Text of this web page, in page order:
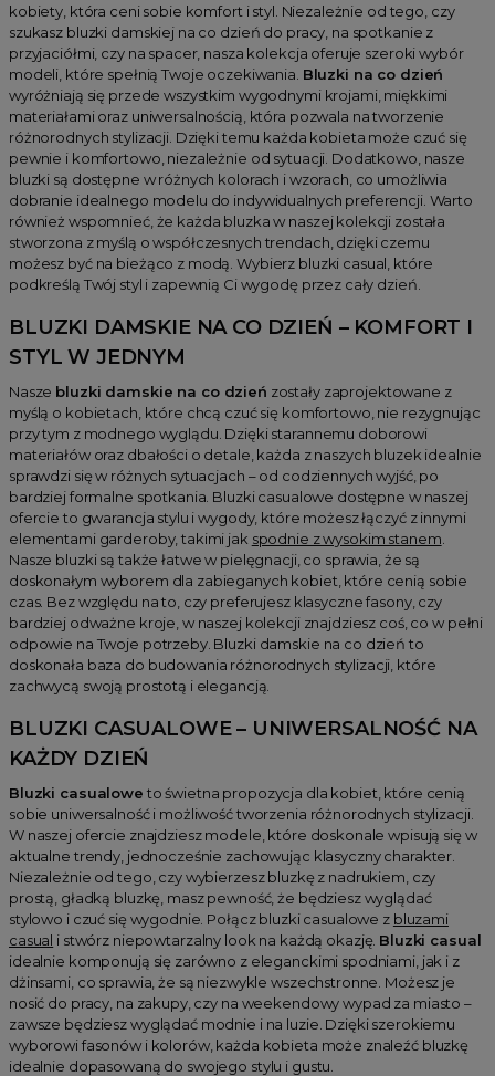
kobiety, która ceni sobie komfort i styl. Niezależnie od tego, czy
szukasz bluzki damskiej na co dzień do pracy, na spotkanie z
przyjaciółmi, czy na spacer, nasza kolekcja oferuje szeroki wybór
modeli, które spełnią Twoje oczekiwania. Bluzki na co dzień
wyróżniają się przede wszystkim wygodnymi krojami, miękkimi
materiałami oraz uniwersalnością, która pozwala na tworzenie
różnorodnych stylizacji. Dzięki temu każda kobieta może czuć się
pewnie i komfortowo, niezależnie od sytuacji. Dodatkowo, nasze
bluzki są dostępne w różnych kolorach i wzorach, co umożliwia
dobranie idealnego modelu do indywidualnych preferencji. Warto
również wspomnieć, że każda bluzka w naszej kolekcji została
stworzona z myślą o współczesnych trendach, dzięki czemu
możesz być na bieżąco z modą. Wybierz bluzki casual, które
podkreślą Twój styl i zapewnią Ci wygodę przez cały dzień.
BLUZKI DAMSKIE NA CO DZIEŃ – KOMFORT I
STYL W JEDNYM
Nasze bluzki damskie na co dzień zostały zaprojektowane z
myślą o kobietach, które chcą czuć się komfortowo, nie rezygnując
przy tym z modnego wyglądu. Dzięki starannemu doborowi
materiałów oraz dbałości o detale, każda z naszych bluzek idealnie
sprawdzi się w różnych sytuacjach – od codziennych wyjść, po
bardziej formalne spotkania. Bluzki casualowe dostępne w naszej
ofercie to gwarancja stylu i wygody, które możesz łączyć z innymi
elementami garderoby, takimi jak spodnie z wysokim stanem
Nasze bluzki są także łatwe w pielęgnacji, co sprawia, że są
doskonałym wyborem dla zabieganych kobiet, które cenią sobie
czas. Bez względu na to, czy preferujesz klasyczne fasony, czy
bardziej odważne kroje, w naszej kolekcji znajdziesz coś, co w pełni
odpowie na Twoje potrzeby. Bluzki damskie na co dzień to
doskonała baza do budowania różnorodnych stylizacji, które
zachwycą swoją prostotą i elegancją.
BLUZKI CASUALOWE – UNIWERSALNOŚĆ NA
KAŻDY DZIEŃ
Bluzki casualowe to świetna propozycja dla kobiet, które cenią
sobie uniwersalność i możliwość tworzenia różnorodnych stylizacji.
W naszej ofercie znajdziesz modele, które doskonale wpisują się w
aktualne trendy, jednocześnie zachowując klasyczny charakter.
Niezależnie od tego, czy wybierzesz bluzkę z nadrukiem, czy
prostą, gładką bluzkę, masz pewność, że będziesz wyglądać
stylowo i czuć się wygodnie. Połącz bluzki casualowe z bluzami
casual i stwórz niepowtarzalny look na każdą okazję. Bluzki casual
idealnie komponują się zarówno z eleganckimi spodniami, jak i z
dżinsami, co sprawia, że są niezwykle wszechstronne. Możesz je
nosić do pracy, na zakupy, czy na weekendowy wypad za miasto –
zawsze będziesz wyglądać modnie i na luzie. Dzięki szerokiemu
wyborowi fasonów i kolorów, każda kobieta może znaleźć bluzkę
idealnie dopasowaną do swojego stylu i gustu.